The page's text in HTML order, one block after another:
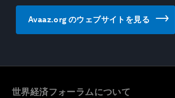
Avaaz.org のウェブサイトを見る
世界経済フォーラムについて